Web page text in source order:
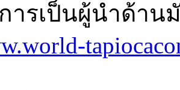
ารเป็นผู้นำด้าน